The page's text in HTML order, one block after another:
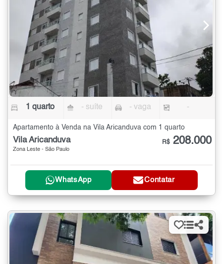
1 quarto - suíte - vaga -
Apartamento à Venda na Vila Aricanduva com 1 quarto
Vila Aricanduva
Zona Leste - São Paulo
R$ 208.000
WhatsApp Contatar